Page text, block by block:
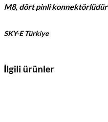
M8, dört pinli konnektörlüdür
SKY-E Türkiye
İlgili ürünler